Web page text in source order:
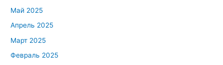
Май 2025
Апрель 2025
Март 2025
Февраль 2025